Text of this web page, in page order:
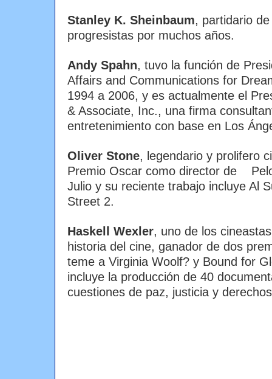
Stanley K. Sheinbaum, partidario
progresistas por muchos años.
Andy Spahn, tuvo la función de
Affairs and Communications for
1994 a 2006, y es actualmente el
& Associate, Inc., una firma
entretenimiento con base en Los
Oliver Stone, legendario y prolifero
Premio Oscar como director de
Julio y su reciente trabajo incluye Al
Street 2.
Haskell Wexler, uno de los
historia del cine, ganador de dos
teme a Virginia Woolf? y Bound for
incluye la producción de 40
cuestiones de paz, justicia y